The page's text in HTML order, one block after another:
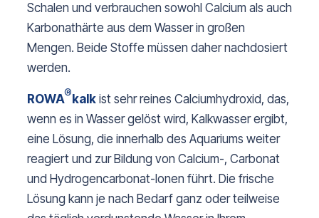
Schalen und verbrauchen sowohl Calcium als auch
Karbonathärte aus dem Wasser in großen
Mengen. Beide Stoffe müssen daher nachdosiert
werden.
ROWA® kalk ist sehr reines Calciumhydroxid, das,
wenn es in Wasser gelöst wird, Kalkwasser ergibt,
eine Lösung, die innerhalb des Aquariums weiter
reagiert und zur Bildung von Calcium-, Carbonat
und Hydrogencarbonat-Ionen führt. Die frische
Lösung kann je nach Bedarf ganz oder teilweise